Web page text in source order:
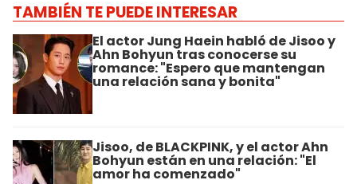
TAMBIÉN TE PUEDE INTERESAR
El actor Jung Haein habló de Jisoo y
Ahn Bohyun tras conocerse su
romance: "Espero que mantengan
una relación sana y bonita"
Jisoo, de BLACKPINK, y el actor Ahn
Bohyun están en una relación: "El
amor ha comenzado"